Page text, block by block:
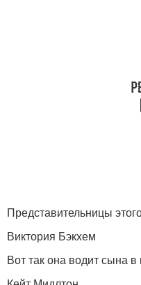
Представительницы
Виктория Бэкхем
Вот так она водит сына в